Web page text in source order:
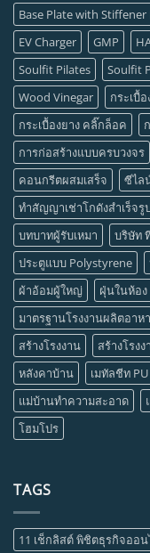
Base Plate with Stiffener
EV Charger
GMP
Soulfit Pilates
Soulfit
Wood Vinegar
กระเบื้
กระเบื้องยาง คลิ๊กล็อค
การก่อสร้างแบบครบวงจร
คอนกรีตผสมเสร็จ
ซีไล
ทำสัญญาเช่าโกดังสำเร็จรู
บทบาทผู้รับเหมา
บริษัท
ประตูแบบ Polystyrene
ผ้าอ้อมผู้ใหญ่
ฝุ่นในห้อง
มาตรฐานโรงงานผลิตอาห
สร้างโรงงาน
สร้างโรง
หลังคาบ้าน
เมทัลชีท PU
แม่บ้านทำความสะอาด
โฮมโปร
TAGS
11 เช็กลิสต์ พิชิตธุรกิจออน